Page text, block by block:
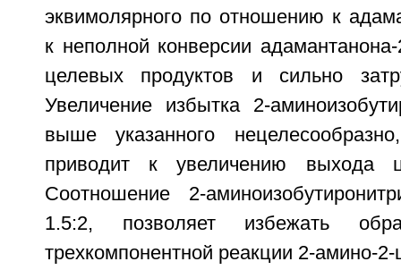
эквимолярного по отношению к
к неполной конверсии
целевых продуктов и сильно
Увеличение избытка 2-
выше указанного
приводит к увеличению выхода
Соотношение 2-
1.5:2, позволяет избежать
трехкомпонентной реакции 2-амино-